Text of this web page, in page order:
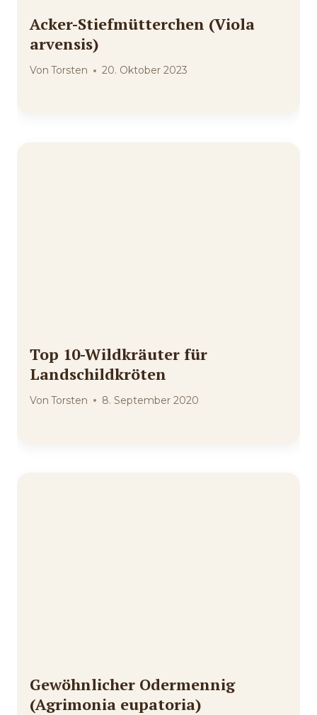
Acker-Stiefmütterchen (Viola
arvensis)
Von Torsten 20. Oktober 2023
Top 10-Wildkräuter für
Landschildkröten
Von Torsten 8. September 2020
Gewöhnlicher Odermennig
(Agrimonia eupatoria)